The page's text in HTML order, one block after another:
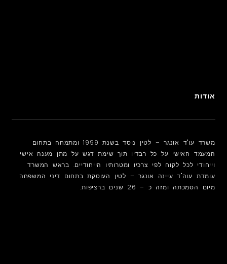
אודות
משרד עו"ד אונגר – לטין נוסד בשנת 1999 ומתמחה בתחום
המעמד האישי על כל רבדיו תוך שימת דגש על מתן מענה אישי
וייחודי לכל לקוח לפי צרכיו ומטרותיו הייחודיים. בראש המשרד
עומדת עוה"ד עיינה אונגר – לטין העוסקת בתחום דיני המשפחה
מיום הסמכתה ומזה כ – 26 שנים ברציפות.